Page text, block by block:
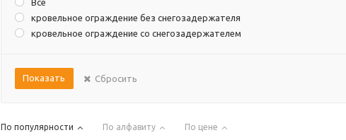
Все
кровельное ограждение без снегозадержателя
кровельное ограждение со снегозадержателем
Показать Сбросить
По популярности По алфавиту По цене